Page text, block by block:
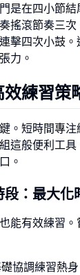
是在四小節
搖滾節奏三
擊四次小鼓。
力。
練習策
。短時間專
這般便利工
。
段：最大化
能有效練習。
協調練習熱身